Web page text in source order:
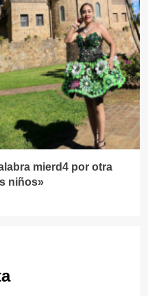
mierd4 por otra
niños»